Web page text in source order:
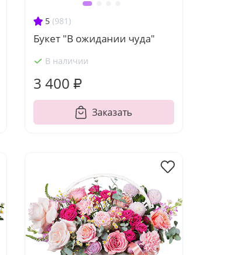
5 (981)
Букет "В ожидании чуда"
В наличии
3 400 ₽
Заказать